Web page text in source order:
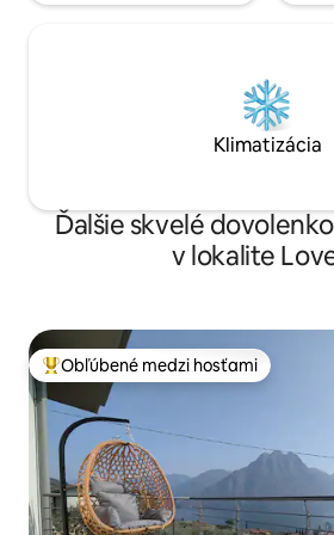
Klimatizácia
Ďalšie skvelé
v lokalite
Najobľúbenejšie medzi hosťami
Obľúbené medzi hosťami